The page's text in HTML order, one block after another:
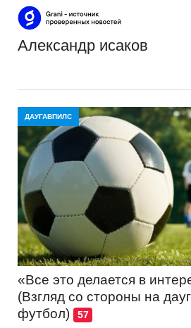
александр исаков
ДАУГАВПИЛС
«Все это делается в
(Взгляд со стороны на
футбол)
57